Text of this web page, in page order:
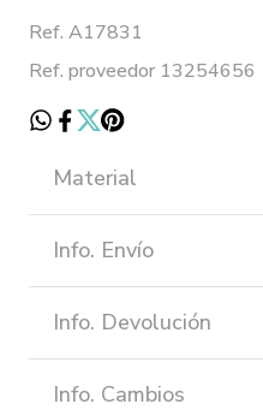
Ref. A17831
Ref. proveedor 13254656
Material
Info. Envío
Info. Devolución
Info. Cambios